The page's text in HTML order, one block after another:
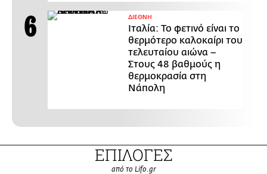
ΔΙΕΘΝΗ
Ιταλία: Το φετινό είναι το
θερμότερο καλοκαίρι του
τελευταίου αιώνα –
Στους 48 βαθμούς η
θερμοκρασία στη
Νάπολη
ΕΠΙΛΟΓΕΣ
από το Lifo.gr